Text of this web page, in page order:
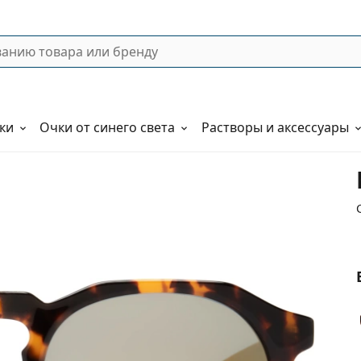
Очки от синего света Растворы и аксессуары